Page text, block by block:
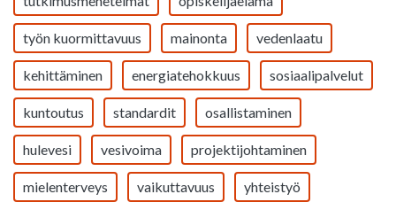
työn kuormittavuus mainonta vedenlaatu
kehittäminen energiatehokkuus sosiaalipalvelut
kuntoutus standardit osallistaminen
hulevesi vesivoima projektijohtaminen
mielenterveys vaikuttavuus yhteistyö